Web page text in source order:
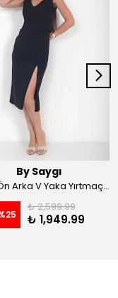
By Saygı
Kadın Ön Arka V Yaka Yırtmaçlı Likralı Scuba Midi Elbise - Siyah
25
₺ 2,599.99
₺ 1,949.99